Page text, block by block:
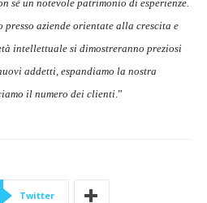
sé un notevole patrimonio di esperienze.
aziende orientate alla crescita e
intellettuale si dimostreranno preziosi
addetti, espandiamo la nostra
il numero dei clienti.”
Twitter